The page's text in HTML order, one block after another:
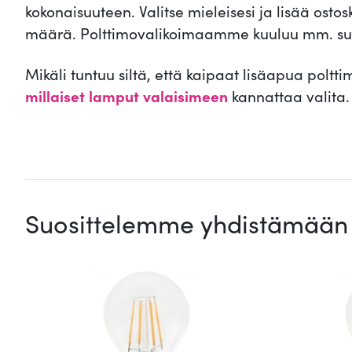
kokonaisuuteen. Valitse mieleisesi ja lisää
määrä. Polttimovalikoimaamme kuuluu mm.
Mikäli tuntuu siltä, että kaipaat lisäapua
millaiset lamput valaisimeen kannattaa valita.
Suosittelemme